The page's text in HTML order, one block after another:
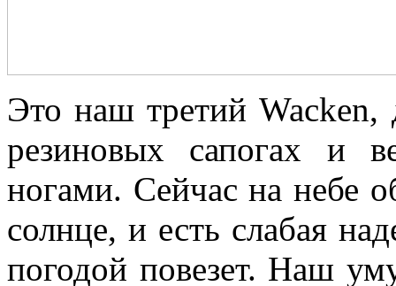
Это наш третий
резиновых сапогах и
ногами. Сейчас на небе
солнце, и есть слабая
погодой повезет. Наш